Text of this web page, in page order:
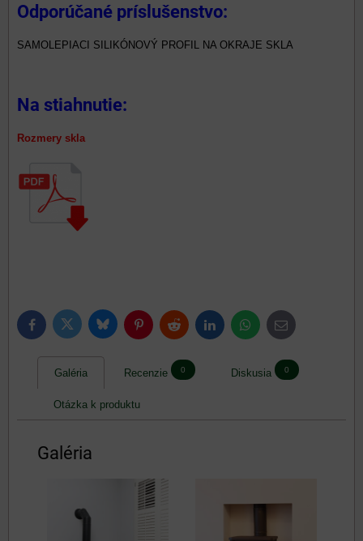
Odporúčané príslušenstvo:
SAMOLEPIACI SILIKÓNOVÝ PROFIL NA OKRAJE SKLA
Na stiahnutie:
Rozmery skla
FacebookTwitter BlueskyPinterestReddit LinkedInWhatsApp
E-
mail
Galéria Recenzie 0 Diskusia 0
Otázka k produktu
Galéria